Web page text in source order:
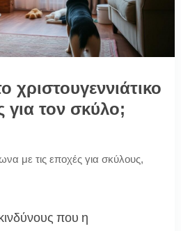
χριστουγεννιάτικο
για τον σκύλο;
με τις εποχές για σκύλους,
που η